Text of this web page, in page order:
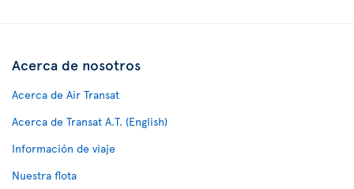
Acerca de nosotros
Acerca de Air Transat
Acerca de Transat A.T. (English)
Información de viaje
Nuestra flota